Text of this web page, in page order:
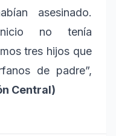
asesinado.
no tenía
tres hijos que
de padre”,
Central)